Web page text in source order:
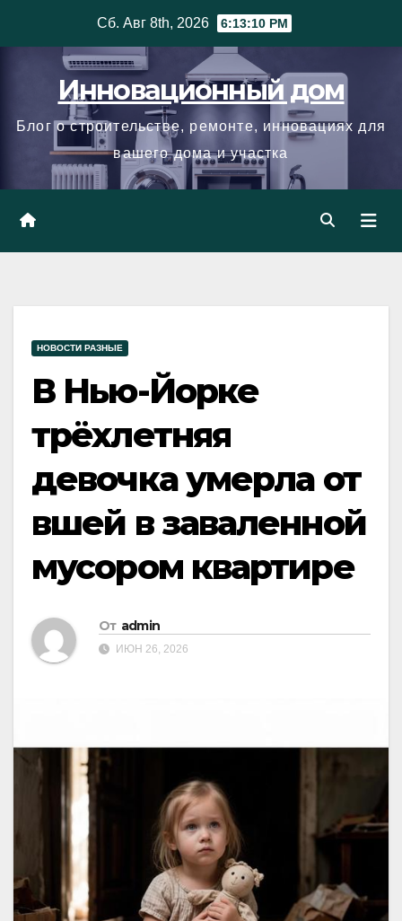
Сб. Авг 8th, 2026 6:13:11 PM
Инновационный дом
Блог о строительстве, ремонте, инновациях для
вашего дома и участка
НОВОСТИ РАЗНЫЕ
В Нью-Йорке
трёхлетняя
девочка умерла от
вшей в заваленной
мусором квартире
От admin
ИЮН 26, 2026